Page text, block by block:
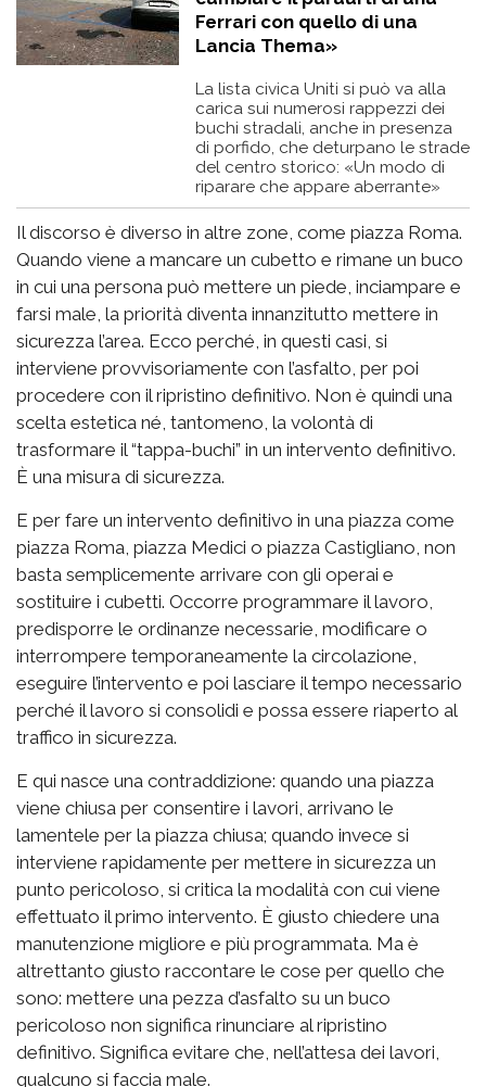
Ferrari con quello di una
Lancia Thema»
La lista civica Uniti si può va alla
carica sui numerosi rappezzi dei
buchi stradali, anche in presenza
di porfido, che deturpano le strade
del centro storico: «Un modo di
riparare che appare aberrante»
Il discorso è diverso in altre zone, come piazza Roma.
Quando viene a mancare un cubetto e rimane un buco
in cui una persona può mettere un piede, inciampare e
farsi male, la priorità diventa innanzitutto mettere in
sicurezza l’area. Ecco perché, in questi casi, si
interviene provvisoriamente con l’asfalto, per poi
procedere con il ripristino definitivo. Non è quindi una
scelta estetica né, tantomeno, la volontà di
trasformare il “tappa-buchi” in un intervento definitivo.
È una misura di sicurezza.
E per fare un intervento definitivo in una piazza come
piazza Roma, piazza Medici o piazza Castigliano, non
basta semplicemente arrivare con gli operai e
sostituire i cubetti. Occorre programmare il lavoro,
predisporre le ordinanze necessarie, modificare o
interrompere temporaneamente la circolazione,
eseguire l’intervento e poi lasciare il tempo necessario
perché il lavoro si consolidi e possa essere riaperto al
traffico in sicurezza.
E qui nasce una contraddizione: quando una piazza
viene chiusa per consentire i lavori, arrivano le
lamentele per la piazza chiusa; quando invece si
interviene rapidamente per mettere in sicurezza un
punto pericoloso, si critica la modalità con cui viene
effettuato il primo intervento. È giusto chiedere una
manutenzione migliore e più programmata. Ma è
altrettanto giusto raccontare le cose per quello che
sono: mettere una pezza d’asfalto su un buco
pericoloso non significa rinunciare al ripristino
definitivo. Significa evitare che, nell’attesa dei lavori,
qualcuno si faccia male.